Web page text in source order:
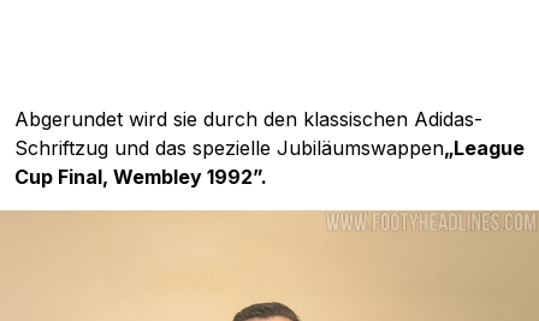
Abgerundet wird sie durch den klassischen Adidas-
Schriftzug und das spezielle Jubiläumswappen„League
Cup Final, Wembley 1992”.